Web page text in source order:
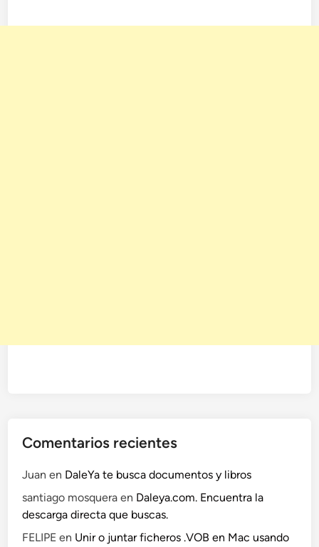
Comentarios recientes
Juan en DaleYa te busca documentos y libros
santiago mosquera en Daleya.com. Encuentra la
descarga directa que buscas.
FELIPE en Unir o juntar ficheros .VOB en Mac usando